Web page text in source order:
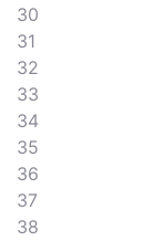
30
31
32
33
34
35
36
37
38